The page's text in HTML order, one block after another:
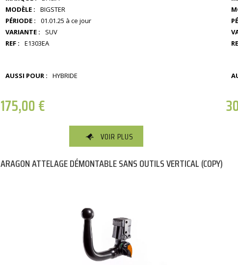
MODÈLE :
BIGSTER
PÉRIODE :
01.01.25 à ce jour
VARIANTE :
SUV
REF :
E1303EA
AUSSI POUR : HYBRIDE
175,00€
VOIR PLUS
ARAGON ATTELAGE DÉMONTABLE SANS OUTILS VERTICAL (COPY)